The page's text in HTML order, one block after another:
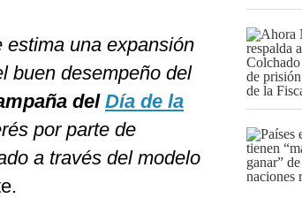
estima una expansión
buen desempeño del
del Día de la
por parte de
a través del modelo